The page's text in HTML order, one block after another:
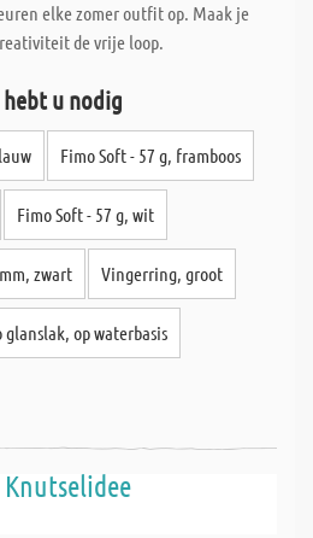
elke zomer outfit op. Maak je
de vrije loop.
u nodig
Fimo Soft - 57 g, framboos
Fimo Soft - 57 g, wit
zwart Vingerring, groot
glanslak, op waterbasis
Knutselidee